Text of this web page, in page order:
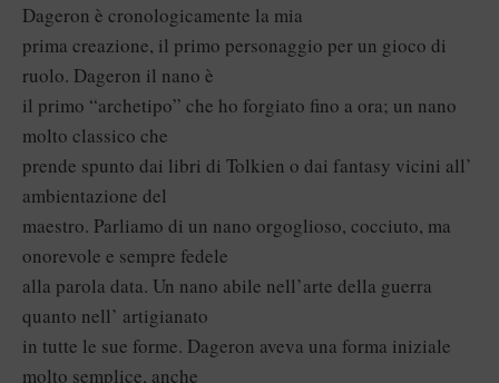
Dageron è cronologicamente la mia
prima creazione, il primo personaggio per un gioco di
ruolo. Dageron il nano è
il primo “archetipo” che ho forgiato fino a ora; un nano
molto classico che
prende spunto dai libri di Tolkien o dai fantasy vicini all’
ambientazione del
maestro. Parliamo di un nano orgoglioso, cocciuto, ma
onorevole e sempre fedele
alla parola data. Un nano abile nell’arte della guerra
quanto nell’ artigianato
in tutte le sue forme. Dageron aveva una forma iniziale
molto semplice, anche